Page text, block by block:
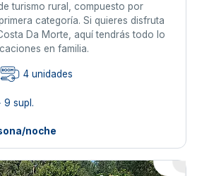
turismo rural, compuesto por
categoría. Si quieres disfruta
Da Morte, aquí tendrás todo lo
en familia.
4 unidades
9 supl.
noche